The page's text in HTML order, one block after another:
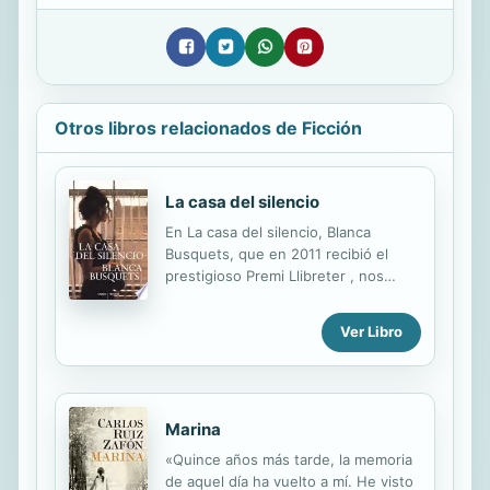
Otros libros relacionados de Ficción
La casa del silencio
En La casa del silencio, Blanca
Busquets, que en 2011 recibió el
prestigioso Premi Llibreter , nos
orquesta alemán exiliado, de su
criada y de las dos violinistas que
interpretarán el Concierto para dos
hombre. Mujeres valientes y
sensibles, mujeres apasionadas,
mujeres que aman a los hombres
Ver Libro
Marina
«Quince años más tarde, la memoria
de aquel día ha vuelto a mí. He visto